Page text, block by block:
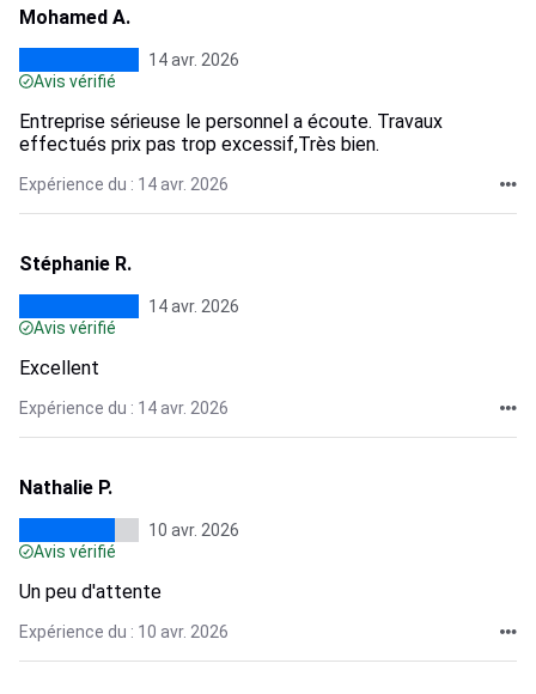
Mohamed A.
14 avr. 2026
Avis vérifié
Entreprise sérieuse le personnel a écoute. Travaux
effectués prix pas trop excessif,Très bien.
Expérience du : 14 avr. 2026
Stéphanie R.
14 avr. 2026
Avis vérifié
Excellent
Expérience du : 14 avr. 2026
Nathalie P.
10 avr. 2026
Avis vérifié
Un peu d'attente
Expérience du : 10 avr. 2026